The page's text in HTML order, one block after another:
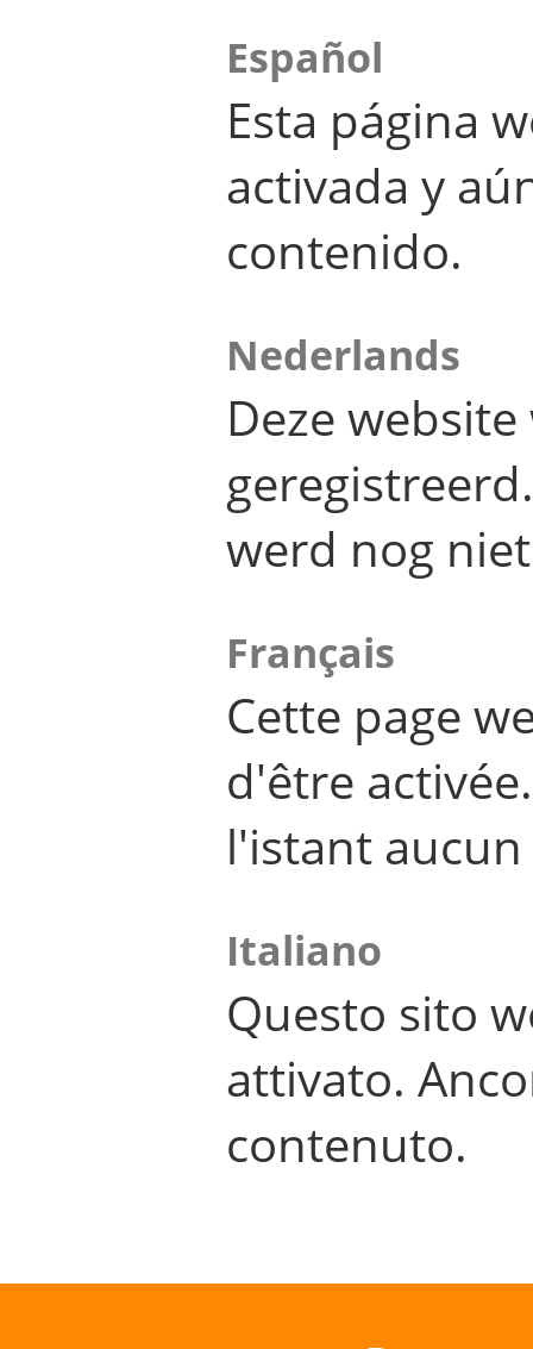
Español
Esta página
activada y
contenido.
Nederlands
Deze
werd nog
Français
Cette page
d'être
l'istant
Italiano
Questo sito
attivato.
contenuto.